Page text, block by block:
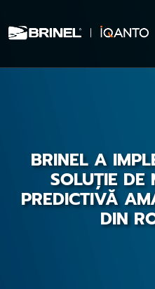
BRINEL A
SOLUȚIE DE
PREDICTIVĂ
DIN